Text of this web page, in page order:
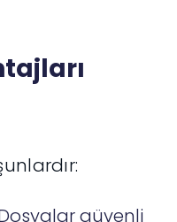
güvenli